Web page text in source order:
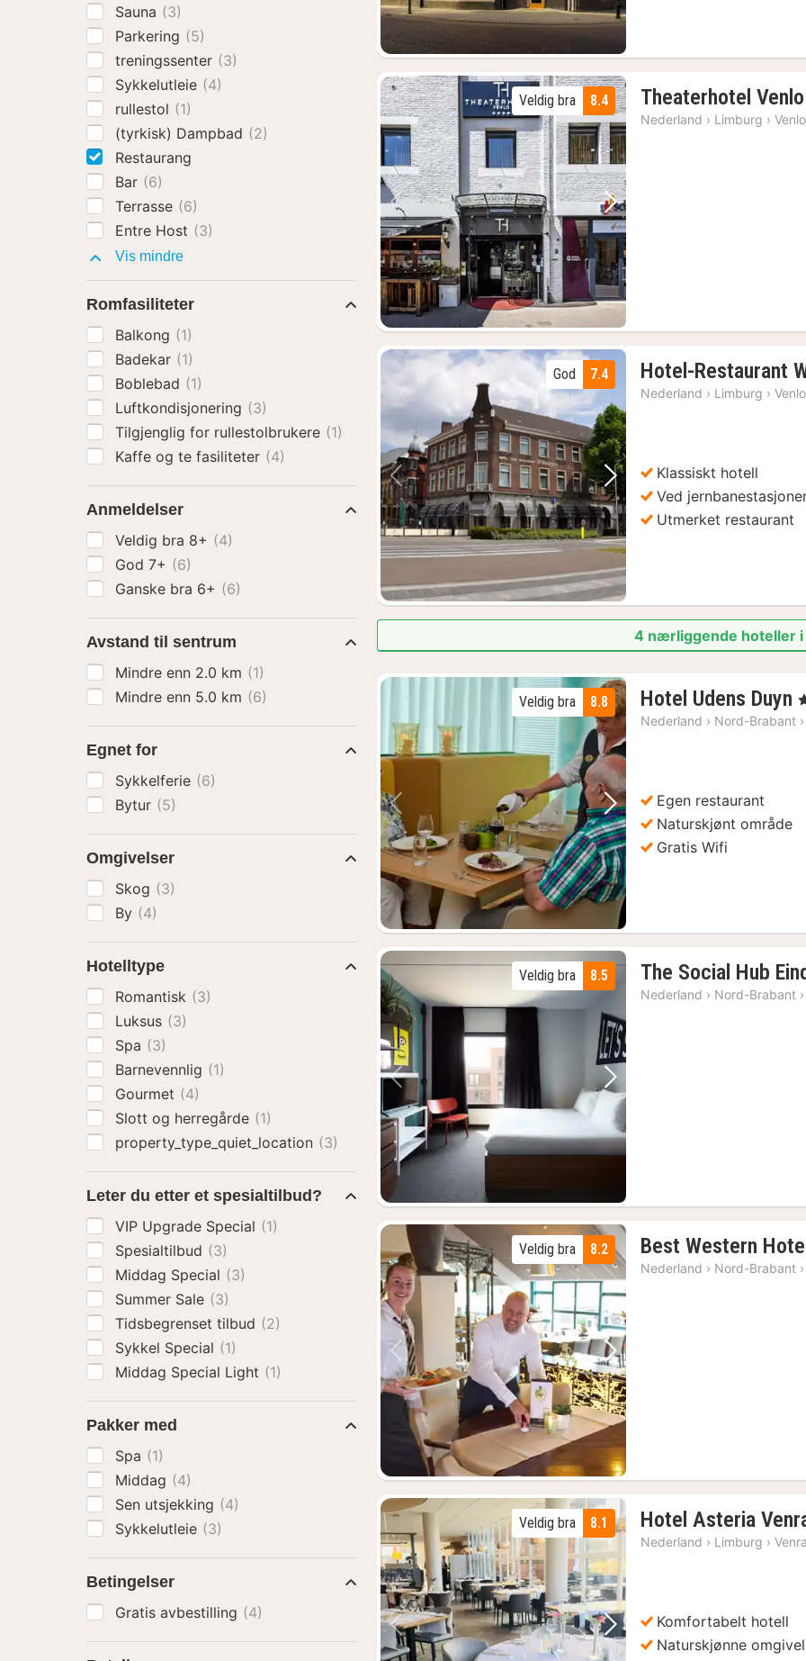
Forrige bilde Neste bilde
8.4
Veldig bra Theaterhotel Venlo
Nederland › Limburg › Venlo
Forrige bilde Neste bilde
7.4
God Hotel-Restaurant
Nederland › Limburg › Venlo
Klassiskt hotell
Ved
Utmerket restaurant
4 nærliggende hoteller i
Forrige bilde Neste bilde
8.8
Veldig bra Hotel Udens Duyn ,
Nederland › Nord-Brabant ›
Egen restaurant
Naturskjønt område
Gratis Wifi
Forrige bilde Neste bilde
8.5
Veldig bra The Social Hub
Nederland › Nord-Brabant ›
Forrige bilde Neste bilde
8.2
Veldig bra Best Western
Nederland › Nord-Brabant ›
Forrige bilde Neste bilde
8.1
Veldig bra Hotel Asteria
Nederland › Limburg ›
Komfortabelt hotell
Naturskjønne
Sauna (3)
Parkering (5)
treningssenter (3)
Sykkelutleie (4)
rullestol (1)
(tyrkisk) Dampbad (2)
Restaurang
Bar (6)
Terrasse (6)
Entre Host (3)
Vis mindreFasiliteter
Romfasiliteter
Balkong (1)
Badekar (1)
Boblebad (1)
Luftkondisjonering (3)
Tilgjenglig for rullestolbrukere (1)
Kaffe og te fasiliteter (4)
Anmeldelser
Veldig bra 8+ (4)
God 7+ (6)
Ganske bra 6+ (6)
Avstand til sentrum
Mindre enn 2.0 km (1)
Mindre enn 5.0 km (6)
Egnet for
Sykkelferie (6)
Bytur (5)
Omgivelser
Skog (3)
By (4)
Hotelltype
Romantisk (3)
Luksus (3)
Spa (3)
Barnevennlig (1)
Gourmet (4)
Slott og herregårde (1)
property_type_quiet_location (3)
Leter du etter et spesialtilbud?
VIP Upgrade Special (1)
Spesialtilbud (3)
Middag Special (3)
Summer Sale (3)
Tidsbegrenset tilbud (2)
Sykkel Special (1)
Middag Special Light (1)
Pakker med
Spa (1)
Middag (4)
Sen utsjekking (4)
Sykkelutleie (3)
Betingelser
Gratis avbestilling (4)